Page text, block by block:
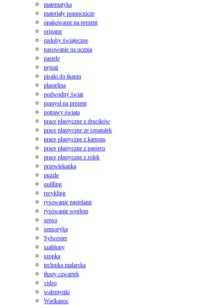
matematyka
materiały pomocnicze
opakowanie na prezent
origami
ozdoby świąteczne
pasowanie na ucznia
pastele
pejzaż
pisaki do tkanin
plastelina
podwodny świat
pomysł na prezent
potrawy świata
prace plastyczne z drucików
prace plastyczne ze szpatułek
prace plastyczne z kartonu
prace plastyczne z papieru
prace plastyczne z rolek
przewlekanka
puzzle
quilling
recykling
rysowanie pastelami
rysowanie węglem
senso
sensoryka
Sylwester
szablony
szopka
technika malarska
tłusty czwartek
video
walentynki
Wielkanoc